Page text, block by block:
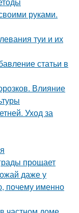
руками.
туи и их
статьи в
Влияние
Уход за
прощает
даже у
почему именно